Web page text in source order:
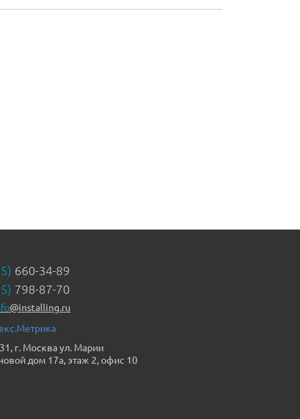
660-34-89
798-87-70
@installing.ru
г. Москва ул. Марии
дом 17а, этаж 2, офис 10